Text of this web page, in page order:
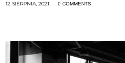
12 SIERPNIA, 2021 0 COMMENTS